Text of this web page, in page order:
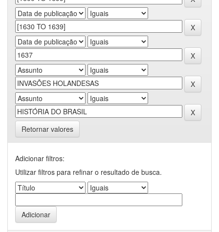
Retornar valores
Adicionar filtros:
Utilizar filtros para refinar o resultado de busca.